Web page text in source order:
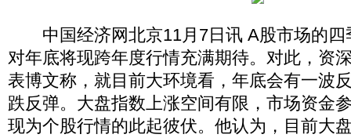
中国经济网北京11月7日讯 A股市场的四
对年底将现跨年度行情充满期待。对此，资
表博文称，就目前大环境看，年底会有一波
跌反弹。大盘指数上涨空间有限，市场资金
现为个股行情的此起彼伏。他认为，目前大